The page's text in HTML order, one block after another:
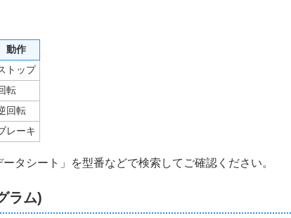
動作
トップ
転
回転
レーキ
タシート」を型番などで検索してご確認ください。
ラム)